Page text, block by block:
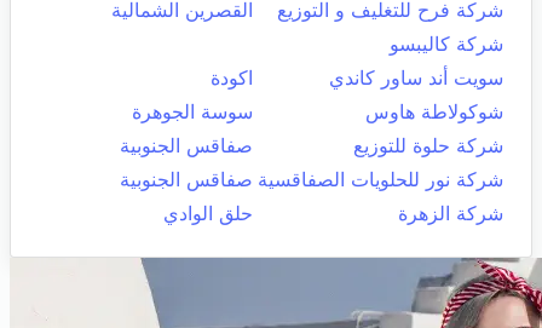
شركة فرح للتغليف و التوزيع
القصرين الشمالية
شركة كاليبسو
سويت أند ساور كاندي
اكودة
شوكولاطة هاوس
سوسة الجوهرة
شركة حلوة للتوزيع
صفاقس الجنوبية
شركة نور للحلويات الصفاقسية صفاقس الجنوبية
شركة الزهرة
حلق الوادي